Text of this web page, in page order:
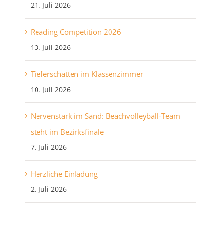
21. Juli 2026
Reading Competition 2026
13. Juli 2026
Tieferschatten im Klassenzimmer
10. Juli 2026
Nervenstark im Sand: Beachvolleyball-Team
steht im Bezirksfinale
7. Juli 2026
Herzliche Einladung
2. Juli 2026